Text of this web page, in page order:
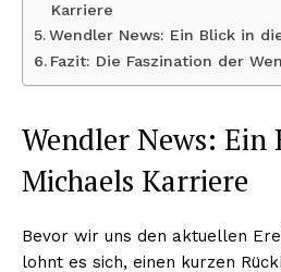
Karriere
Wendler News: Ein Blick in
Fazit: Die Faszination der
Wendler News: Ein
Michaels Karriere
Bevor wir uns den aktuellen
lohnt es sich, einen kurzen